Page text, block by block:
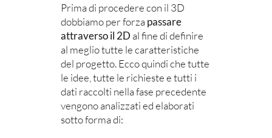
Prima di procedere con il 3D
dobbiamo per forza passare
attraverso il 2D al fine di definire
al meglio tutte le caratteristiche
del progetto. Ecco quindi che tutte
le idee, tutte le richieste e tutti i
dati raccolti nella fase precedente
vengono analizzati ed elaborati
sotto forma di: